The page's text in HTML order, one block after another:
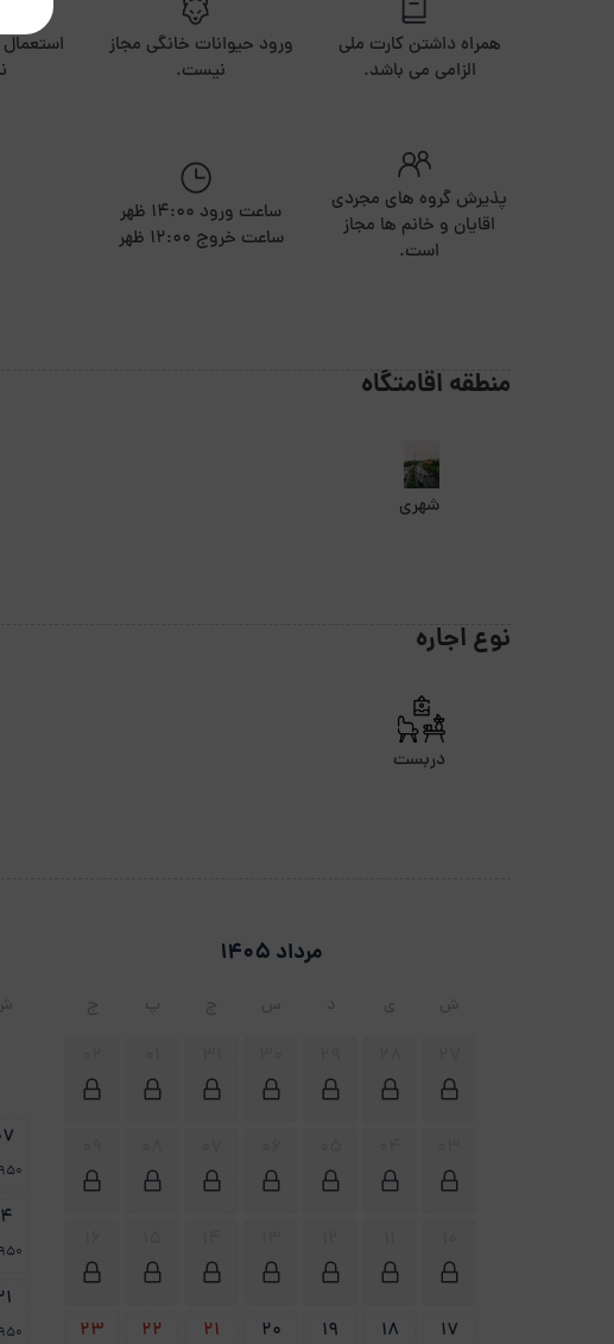
همراه داشتن کارت ملی
الزامی می باشد.
ورود حیوانات خانگی مجاز
نیست.
پذیرش گروه های مجردی
اقایان و خانم ها مجاز
است.
ساعت ورود 14:00 ظهر
ساعت خروج 12:00 ظهر
منطقه اقامتگاه
شهری
نوع اجاره
دربست
مرداد 1405
ش ی د س چ پ ج
17
18
19
20
21
22
23